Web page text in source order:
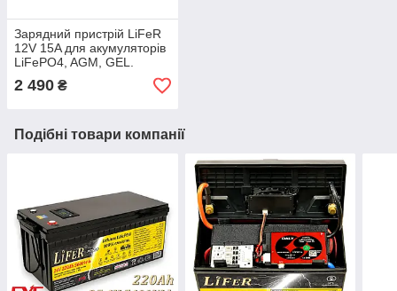
Зарядний пристрій LiFeR
12V 15A для акумуляторів
LiFePO4, AGM, GEL.
Заряджання для
акумулятора до 14.4в.
2 490 ₴
Подібні товари компанії